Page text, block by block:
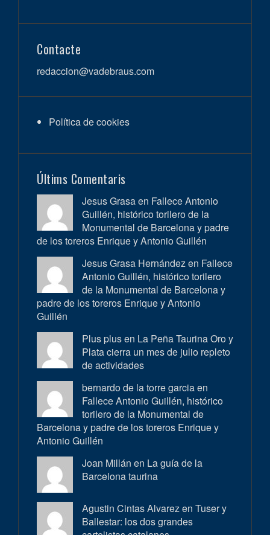
Contacte
redaccion@vadebraus.com
Política de cookies
Últims Comentaris
Jesus Grasa en Fallece Antonio
Guillén, histórico torilero de la
Monumental de Barcelona y padre
de los toreros Enrique y Antonio Guillén
Jesus Grasa Hernández en Fallece
Antonio Guillén, histórico torilero
de la Monumental de Barcelona y
padre de los toreros Enrique y Antonio
Guillén
Plus plus en La Peña Taurina Oro y
Plata cierra un mes de julio repleto
de actividades
bernardo de la torre garcia en
Fallece Antonio Guillén, histórico
torilero de la Monumental de
Barcelona y padre de los toreros Enrique y
Antonio Guillén
Joan Millán en La guía de la
Barcelona taurina
Agustin Cintas Alvarez en Tuser y
Ballestar: los dos grandes